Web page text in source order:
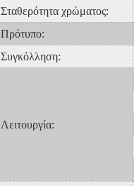
Σταθερότητα χρώματος:
Πρότυπο:
Συγκόλληση:
Λειτουργία: